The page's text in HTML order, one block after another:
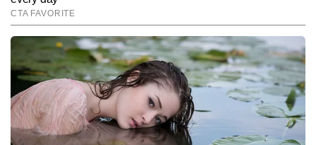
उन्हें डिजिटल दुनिया में अलग पहचान देती है। 15,000 से अधिक बायलाइन स्टोरी
पब्लिश कर चुके आदित्य का लक्ष्य हर खबर को यूनिक एंगल और स्टोरीटेलिंग के
रोचक अंदाज में पेश करना है।
Follow Us:
Subscribe to our daily Newsletter!
SUBMIT